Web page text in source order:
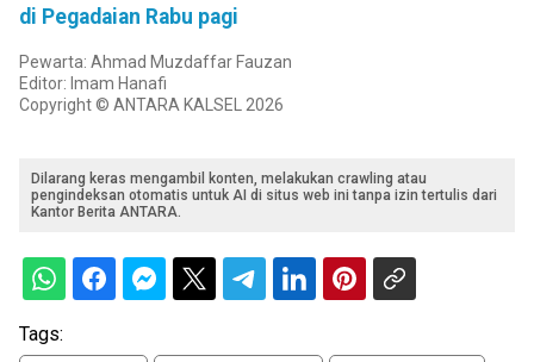
di Pegadaian Rabu pagi
Pewarta: Ahmad Muzdaffar Fauzan
Editor: Imam Hanafi
Copyright © ANTARA KALSEL 2026
Dilarang keras mengambil konten, melakukan crawling atau
pengindeksan otomatis untuk AI di situs web ini tanpa izin tertulis dari
Kantor Berita ANTARA.
Tags: